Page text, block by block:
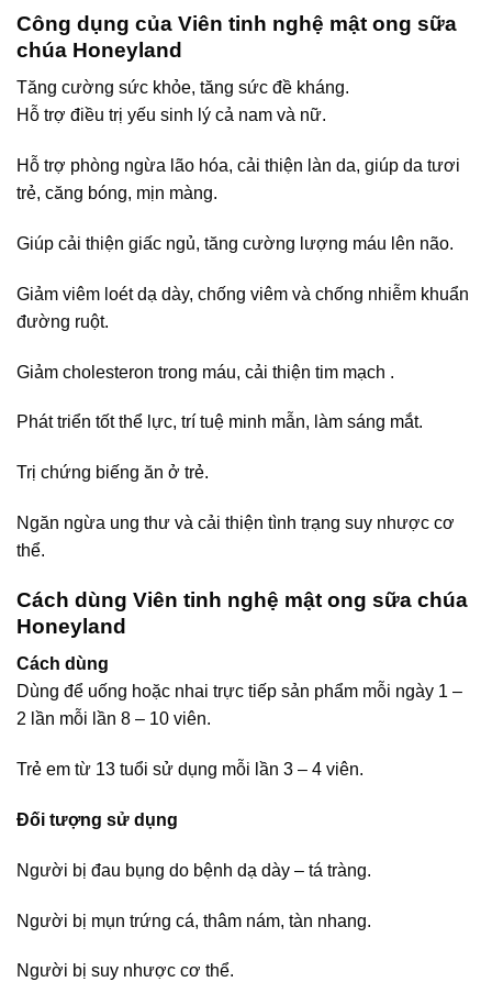
Công dụng của Viên tinh nghệ mật ong sữa
chúa Honeyland
Tăng cường sức khỏe, tăng sức đề kháng.
Hỗ trợ điều trị yếu sinh lý cả nam và nữ.
Hỗ trợ phòng ngừa lão hóa, cải thiện làn da, giúp da tươi
trẻ, căng bóng, mịn màng.
Giúp cải thiện giấc ngủ, tăng cường lượng máu lên não.
Giảm viêm loét dạ dày, chống viêm và chống nhiễm khuẩn
đường ruột.
Giảm cholesteron trong máu, cải thiện tim mạch .
Phát triển tốt thể lực, trí tuệ minh mẫn, làm sáng mắt.
Trị chứng biếng ăn ở trẻ.
Ngăn ngừa ung thư và cải thiện tình trạng suy nhược cơ
thể.
Cách dùng Viên tinh nghệ mật ong sữa chúa
Honeyland
Cách dùng
Dùng để uống hoặc nhai trực tiếp sản phẩm mỗi ngày 1 –
2 lần mỗi lần 8 – 10 viên.
Trẻ em từ 13 tuổi sử dụng mỗi lần 3 – 4 viên.
Đối tượng sử dụng
Người bị đau bụng do bệnh dạ dày – tá tràng.
Người bị mụn trứng cá, thâm nám, tàn nhang.
Người bị suy nhược cơ thể.